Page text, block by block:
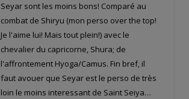
Seyar sont les moins bons! Comparé au
combat de Shiryu (mon perso over the top!
Je l'aime lui! Mais tout plein!) avec le
chevalier du capricorne, Shura; de
l'affrontement Hyoga/Camus. Fin bref, il
faut avouer que Seyar est le perso de très
loin le moins interessant de Saint Seiya…